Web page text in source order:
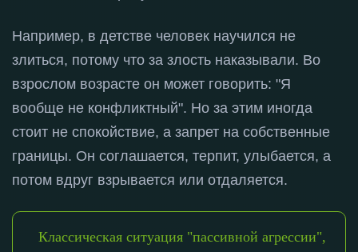
Например, в детстве человек научился не
злиться, потому что за злость наказывали. Во
взрослом возрасте он может говорить: "Я
вообще не конфликтный". Но за этим иногда
стоит не спокойствие, а запрет на собственные
границы. Он соглашается, терпит, улыбается, а
потом вдруг взрывается или отдаляется.
Классическая ситуация "пассивной агрессии",